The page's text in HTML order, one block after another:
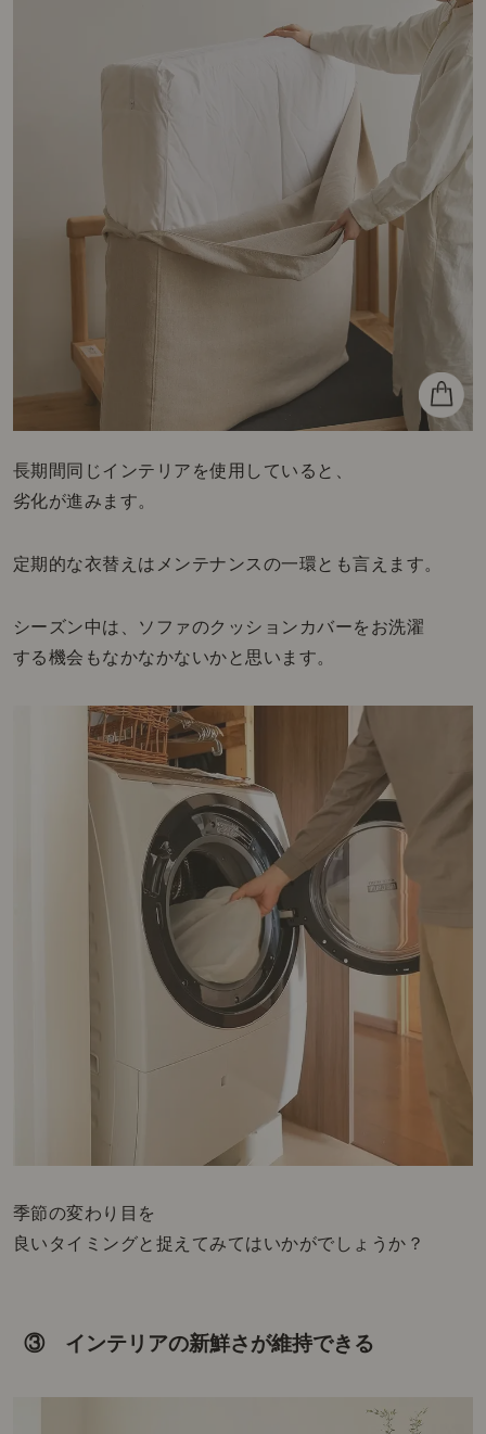
長期間同じインテリアを使用していると、
劣化が進みます。
定期的な衣替えはメンテナンスの一環とも言えます。
シーズン中は、ソファのクッションカバーをお洗濯
する機会もなかなかないかと思います。
季節の変わり目を
良いタイミングと捉えてみてはいかがでしょうか？
③ インテリアの新鮮さが維持できる